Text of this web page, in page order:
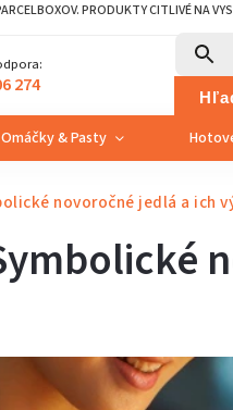
PRODUKTY CITLIVÉ NA
274
Omáčky & Pasty
novoročné jedlá a ich